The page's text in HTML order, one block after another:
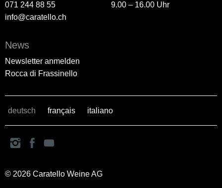
071 244 88 55
info@caratello.ch
9.00 – 16.00 Uhr
News
Newsletter anmelden
Rocca di Frassinello
deutsch français italiano
© 2026 Caratello Weine AG